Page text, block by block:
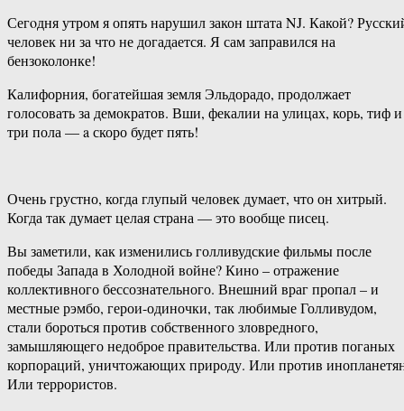
Сегoдня утром я опять нарушил закон штата NJ. Какой?
человек ни за что не догадается. Я сам заправился на
бензоколонке!
Калифорния, богатейшая земля Эльдорадо, продолжает
голосовать за демократов. Вши, фекалии на улицах, корь, тиф и
три пола — a скоро будет пять!
Очень грустно, когда глупый человек думает, что он хитрый.
Когда так думает целая страна — это вообще писец.
Вы заметили, как изменились голливудские фильмы после
победы Запада в Холодной войне? Кино – отражение
коллективного бессознательного. Внешний враг пропал – и
местные рэмбо, герои-одиночки, так любимые Голливудом,
стали бороться против собственного зловредного,
замышляющего недоброе правительства. Или против поганых
корпораций, уничтожающих природу. Или против
Или террористов.